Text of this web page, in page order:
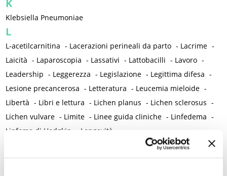
K
Klebsiella Pneumoniae
L
L-acetilcarnitina - Lacerazioni perineali da parto - Lacrime -
Laicità - Laparoscopia - Lassativi - Lattobacilli - Lavoro -
Leadership - Leggerezza - Legislazione - Legittima difesa -
Lesione precancerosa - Letteratura - Leucemia mieloide -
Libertà - Libri e lettura - Lichen planus - Lichen sclerosus -
Lichen vulvare - Limite - Linee guida cliniche - Linfedema -
Linfoma di Hodgkin
Longevità
M